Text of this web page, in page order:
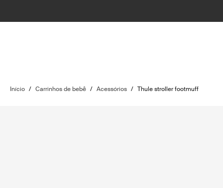
Início / Carrinhos de bebê / Acessórios / Thule stroller footmuff